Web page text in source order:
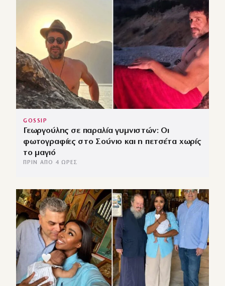
GOSSIP
Γεωργούλης σε παραλία γυμνιστών: Οι
φωτογραφίες στο Σούνιο και η πετσέτα χωρίς
το μαγιό
ΠΡΙΝ ΑΠΌ 4 ΏΡΕΣ